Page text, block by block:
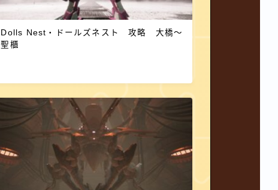
Dolls Nest・ドールズネスト 攻略 大橋～
聖櫃